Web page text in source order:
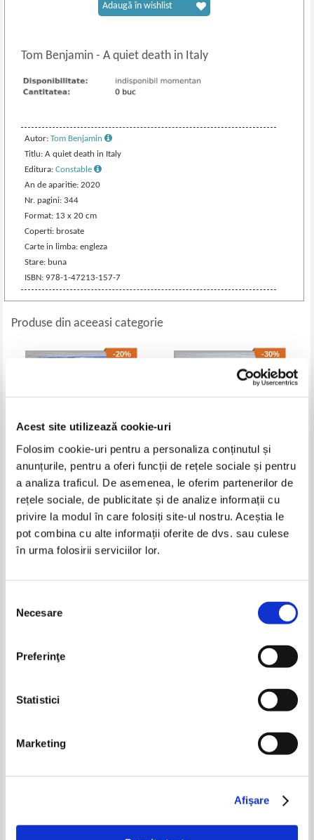
Acest site utilizează cookie-uri
Folosim cookie-uri pentru a personaliza conținutul și
anunțurile, pentru a oferi funcții de rețele sociale și pentru
a analiza traficul. De asemenea, le oferim partenerilor de
rețele sociale, de publicitate și de analize informații cu
privire la modul în care folosiți site-ul nostru. Aceștia le
pot combina cu alte informații oferite de dvs. sau culese
în urma folosirii serviciilor lor.
consimțământului
Necesare
Preferinţe
Statistici
Marketing
Afişare
Tom Benjamin- A quiet death in Italy
Autor:Tom Benjamin
Titlu: A quiet death in Italy
Editura:Constable
An de aparitie: 2020
Nr. pagini: 344
Format: 13 x 20 cm
Coperti: brosate
Carte in limba: engleza
Stare: buna
ISBN: 978-1-47213-157-7
Adaugă în wishlist
Produse din aceeasi categorie
-20%
Sue Grafton - L is for Lawless
Pret:30,00Lei 24,00 Lei
Adaugă în coș
-30%
Brynne Weaver - Seasons of
carnage, volumul 1. Tourist
Pret:45,00Lei 31,50 Lei
James Patterson - 4 Iulie
Wilbur Smith - Saga familiei
Courtney, volumul 8. Vremea
-20% -20%